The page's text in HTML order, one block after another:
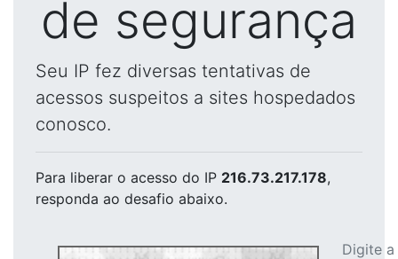
de segurança
Seu IP fez diversas tentativas de
acessos suspeitos a sites hospedados
conosco.
Para liberar o acesso do IP 216.73.217.178,
responda ao desafio abaixo.
Digite